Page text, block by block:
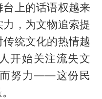
上的话语权越来
，为文物追索提
统文化的热情越
开始关注流失文
努力——这份民